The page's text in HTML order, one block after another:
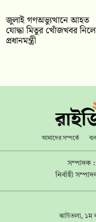
জুলাই গণঅভ্যুত্থানে আহত
যোদ্ধা মিতুর খোঁজখবর
প্রধানমন্ত্রী
আমাদের সম্পর্কে
সম্পাদক
নির্বাহী
ঝাউতলা, ১ম